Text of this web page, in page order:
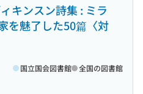
キンスン詩集 : ミラ
を魅了した50篇〈対
国立国会図書館 全国の図書館